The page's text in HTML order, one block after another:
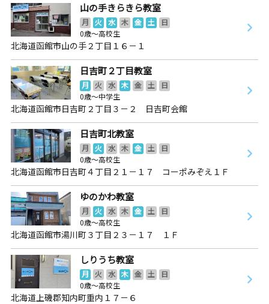
山の手きらきら教室
月 火 水 木 金 土
日
0歳～高校生
北海道函館市山の手２丁目１６－１
日吉町２丁目教室
月 火 水 木 金 土
日
0歳～中学生
北海道函館市日吉町２丁目３－２ 日吉町会館
日吉町北教室
月 火 水 木 金 土
日
0歳～高校生
北海道函館市日吉町４丁目２１－１７ コーポみぞえ１Ｆ
ゆのかわ教室
月 火 水 木 金 土
日
0歳～高校生
北海道函館市湯川町３丁目２３－１７ １Ｆ
しりうち教室
月 火 水 木 金 土
日
0歳～高校生
北海道上磯郡知内町重内１７－６